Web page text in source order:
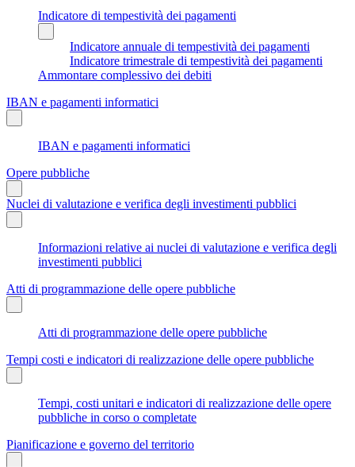
Indicatore di tempestività dei pagamenti
Indicatore annuale di tempestività dei pagamenti
Indicatore trimestrale di tempestività dei pagamenti
Ammontare complessivo dei debiti
IBAN e pagamenti informatici
IBAN e pagamenti informatici
Opere pubbliche
Nuclei di valutazione e verifica degli investimenti pubblici
Informazioni relative ai nuclei di valutazione e verifica degli
investimenti pubblici
Atti di programmazione delle opere pubbliche
Atti di programmazione delle opere pubbliche
Tempi costi e indicatori di realizzazione delle opere pubbliche
Tempi, costi unitari e indicatori di realizzazione delle opere
pubbliche in corso o completate
Pianificazione e governo del territorio